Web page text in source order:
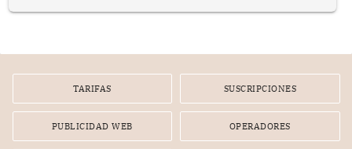
por la frustrada realización de un meet and greet con
TARIFAS SUSCRIPCIONES
PUBLICIDAD WEB OPERADORES